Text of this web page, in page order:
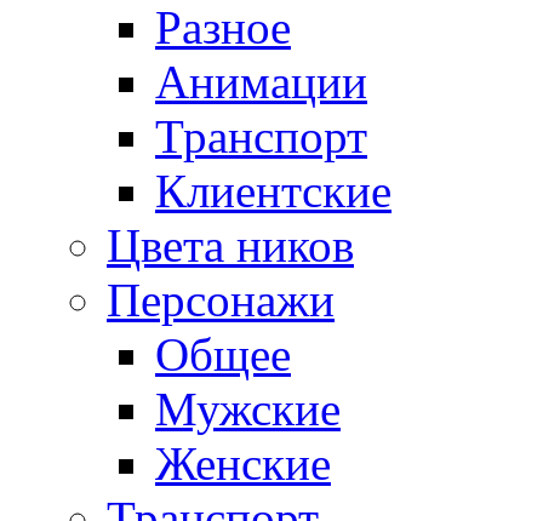
Разное
Анимации
Транспорт
Клиентские
Цвета ников
Персонажи
Общее
Мужские
Женские